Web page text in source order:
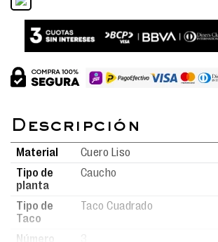
Material
Cuero Liso
Tipo de
planta
Caucho
Tipo de
Taco
Taco Cuadrado
Número